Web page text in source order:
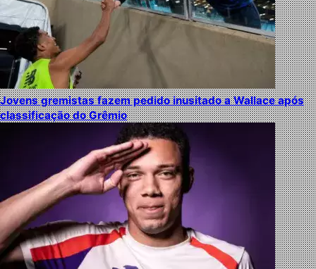
Jovens gremistas fazem pedido inusitado a Wallace após
classificação do Grêmio